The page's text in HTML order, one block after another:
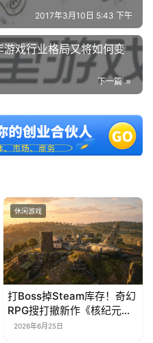
2017年3月10日 5:43 下午
戏行业格局又将如何变
下一篇
休闲游戏
打Boss掉Steam库存！奇幻
RPG搜打撤新作《核纪元》
正式上线Steam：武器属性
2026年6月25日